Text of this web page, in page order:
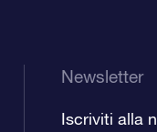
Newsletter
Iscriviti alla